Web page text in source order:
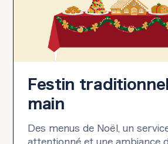
Festin
main
Des menus de Noël, un